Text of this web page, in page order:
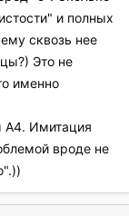
и полных
сквозь нее
Это не
именно
А4. Имитация
вроде не